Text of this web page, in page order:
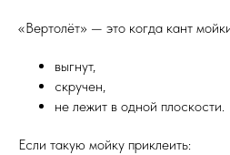
«Вертолёт» — это когда кант
выгнут,
скручен,
не лежит в одной плоскости.
Если такую мойку приклеить: